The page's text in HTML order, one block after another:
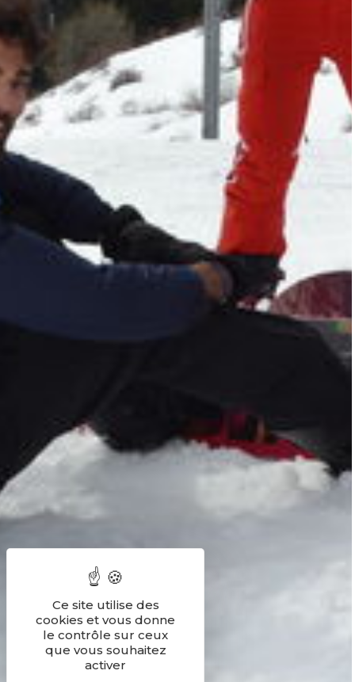
NEIGE ET
Ce site utilise des
cookies et vous donne
le contrôle sur ceux
que vous souhaitez
activer